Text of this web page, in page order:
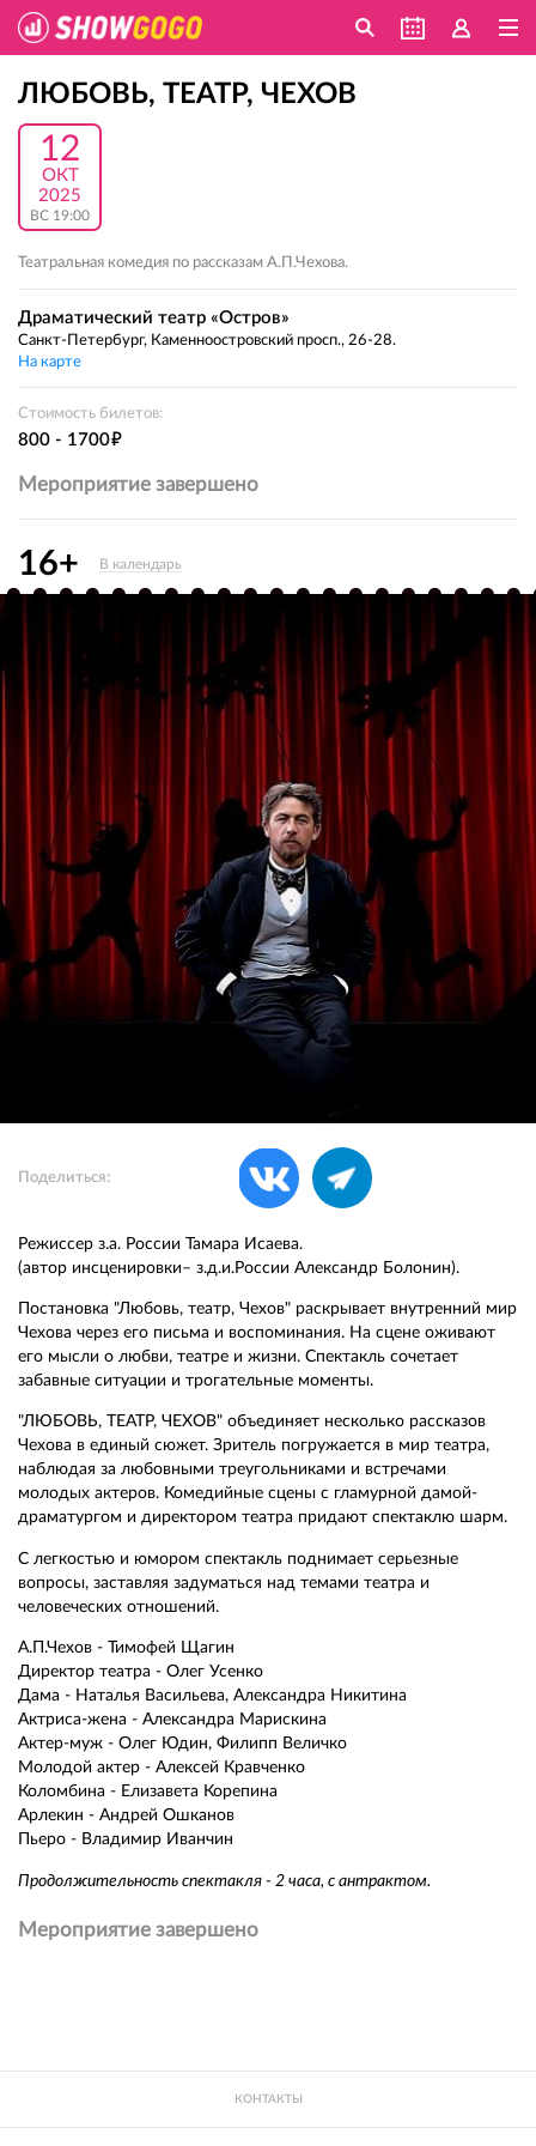
ЛЮБОВЬ, ТЕАТР, ЧЕХОВ
12
ОКТ
2025
ВС 19:00
Театральная комедия по рассказам А.П.Чехова.
Драматический театр «Остров»
Санкт-Петербург, Каменноостровский просп., 26-28.
На карте
Стоимость билетов:
800 - 1700е
Мероприятие завершено
16+ В календарь
Поделиться:
Режиссер з.а. России Тамара Исаева.
(автор инсценировки– з.д.и.России Александр Болонин).
Постановка "Любовь, театр, Чехов" раскрывает внутренний мир
Чехова через его письма и воспоминания. На сцене оживают
его мысли о любви, театре и жизни. Спектакль сочетает
забавные ситуации и трогательные моменты.
"ЛЮБОВЬ, ТЕАТР, ЧЕХОВ" объединяет несколько рассказов
Чехова в единый сюжет. Зритель погружается в мир театра,
наблюдая за любовными треугольниками и встречами
молодых актеров. Комедийные сцены с гламурной дамой-
драматургом и директором театра придают спектаклю шарм.
С легкостью и юмором спектакль поднимает серьезные
вопросы, заставляя задуматься над темами театра и
человеческих отношений.
А.П.Чехов - Тимофей Щагин
Директор театра - Олег Усенко
Дама - Наталья Васильева, Александра Никитина
Актриса-жена - Александра Марискина
Актер-муж - Олег Юдин, Филипп Величко
Молодой актер - Алексей Кравченко
Коломбина - Елизавета Корепина
Арлекин - Андрей Ошканов
Пьеро - Владимир Иванчин
Продолжительность спектакля - 2 часа, с антрактом.
Мероприятие завершено
КОНТАКТЫ